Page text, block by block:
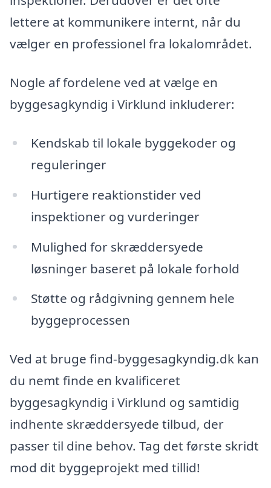
lettere at kommunikere internt, når du
vælger en professionel fra lokalområdet.
Nogle af fordelene ved at vælge en
byggesagkyndig i Virklund inkluderer:
Kendskab til lokale byggekoder og
reguleringer
Hurtigere reaktionstider ved
inspektioner og vurderinger
Mulighed for skræddersyede
løsninger baseret på lokale forhold
Støtte og rådgivning gennem hele
byggeprocessen
Ved at bruge find-byggesagkyndig.dk kan
du nemt finde en kvalificeret
byggesagkyndig i Virklund og samtidig
indhente skræddersyede tilbud, der
passer til dine behov. Tag det første skridt
mod dit byggeprojekt med tillid!